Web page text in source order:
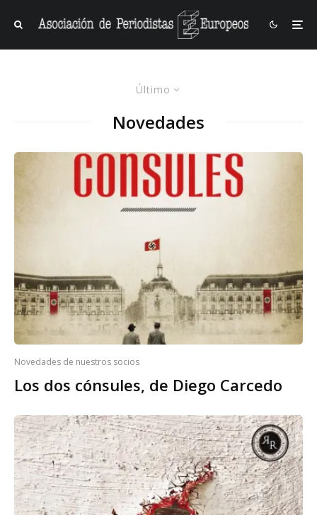
Último
Novedades
Novedades de nuestros socios
Los dos cónsules, de Diego Carcedo